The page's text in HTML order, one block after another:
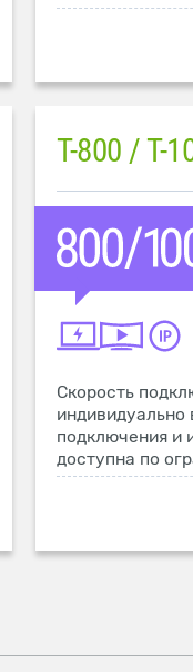
T-800 / T-
Скорость
индивидуально
подключения и
доступна по